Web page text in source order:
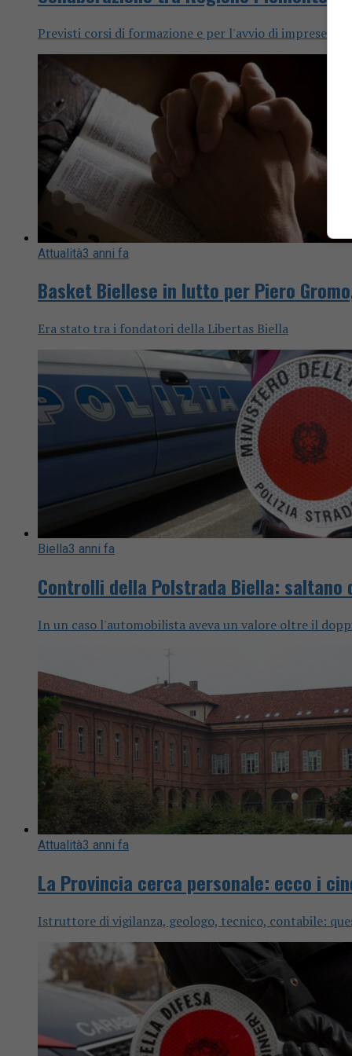
Previsti corsi di formazione e per l'avvio di imprese locali
Attualità3 anni fa
Basket Biellese in lutto per Piero
Era stato tra i fondatori della Libertas Biella
Biella3 anni fa
Controlli della Polstrada Biella: saltano
In un caso l'automobilista aveva un valore oltre il
Attualità3 anni fa
La Provincia cerca personale: ecco i
Istruttore di vigilanza, geologo, tecnico, contabile: